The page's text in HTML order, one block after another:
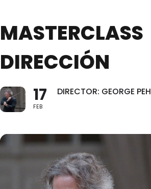
MASTERCLASS
DIRECCIÓN
17
FEB
DIRECTOR: GEORGE